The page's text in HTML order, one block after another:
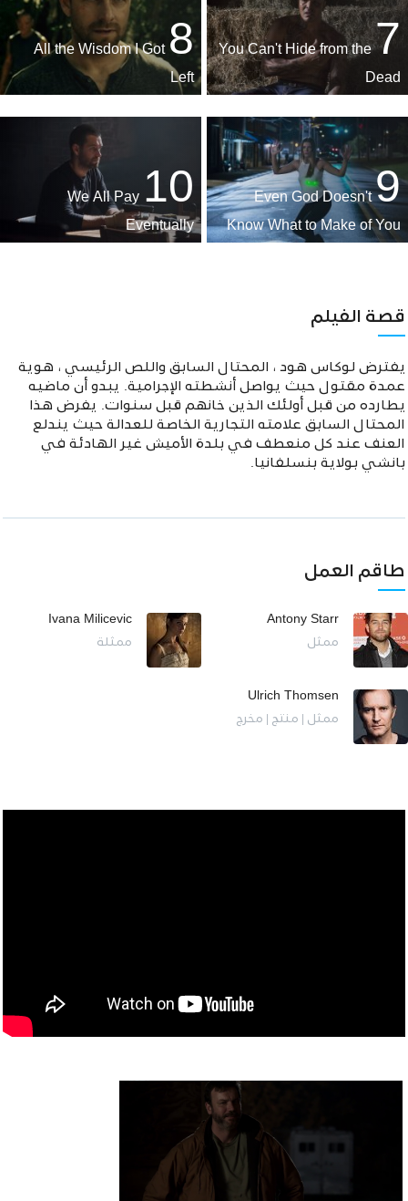
7
You Can't Hide from the
Dead
8
All the Wisdom I Got
Left
9
Even God Doesn't
Know What to Make of You
10
We All Pay
Eventually
قصة الفيلم
يفترض لوكاس هود ، المحتال السابق واللص الرئيسي ، هوية
عمدة مقتول حيث يواصل أنشطته الإجرامية. يبدو أن ماضيه
يطارده من قبل أولئك الذين خانهم قبل سنوات. يفرض هذا
المحتال السابق علامته التجارية الخاصة للعدالة حيث يندلع
العنف عند كل منعطف في بلدة الأميش غير الهادئة في
بانشي بولاية بنسلفانيا.
طاقم العمل
Antony Starr
ممثل
Ivana Milicevic
ممثلة
Ulrich Thomsen
ممثل | منتج | مخرج